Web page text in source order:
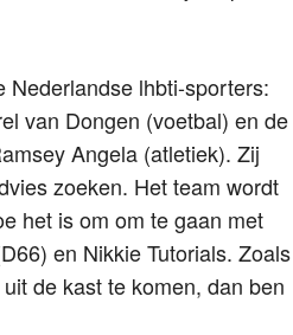
Nederlandse lhbti-sporters:
van Dongen (voetbal) en de
Angela (atletiek). Zij
zoeken. Het team wordt
het is om om te gaan met
en Nikkie Tutorials. Zoals
de kast te komen, dan ben